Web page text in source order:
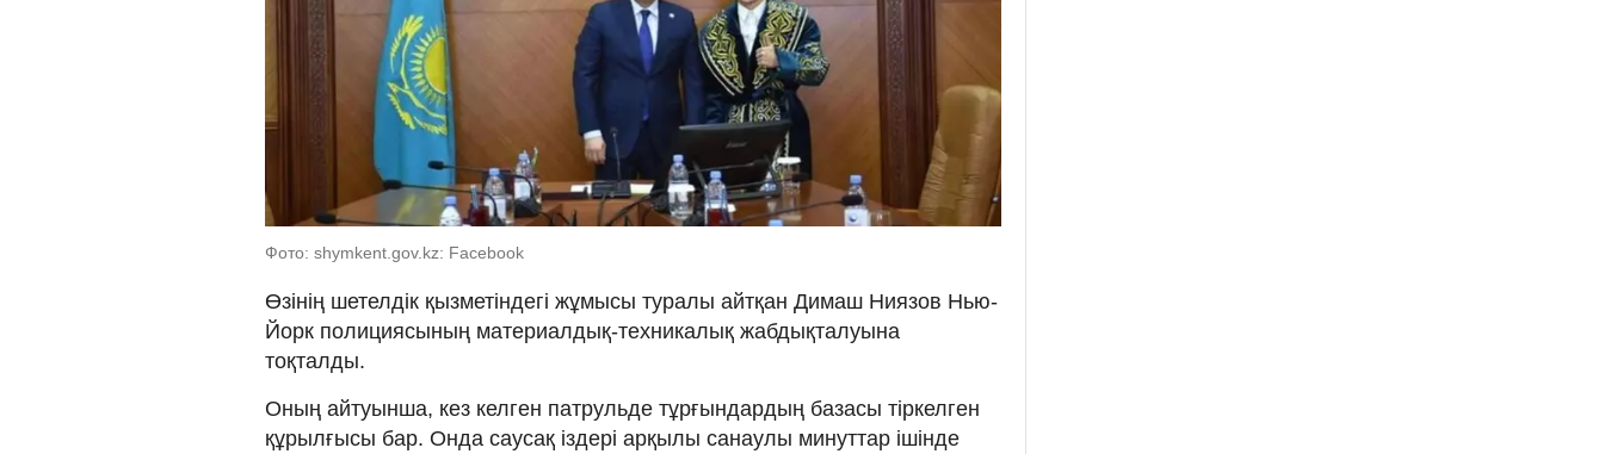
Фото: shymkent.gov.kz: Facebook
Өзінің шетелдік қызметіндегі жұмысы туралы айтқан Димаш Ниязов Нью-
Йорк полициясының материалдық-техникалық жабдықталуына
тоқталды.
Оның айтуынша, кез келген патрульде тұрғындардың базасы тіркелген
құрылғысы бар. Онда саусақ іздері арқылы санаулы минуттар ішінде